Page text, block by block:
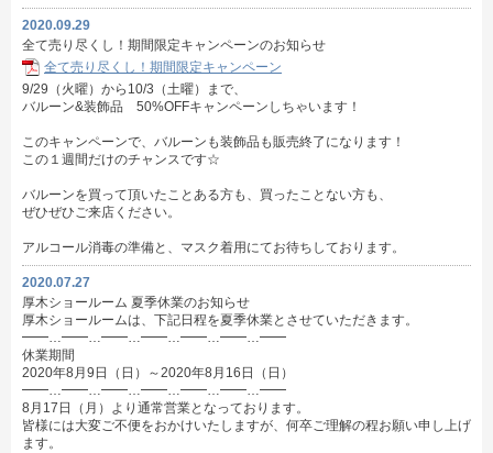
2020.09.29
全て売り尽くし！期間限定キャンペーンのお知らせ
全て売り尽くし！期間限定キャンペーン
9/29（火曜）から10/3（土曜）まで、
バルーン&装飾品 50%OFFキャンペーンしちゃいます！
このキャンペーンで、バルーンも装飾品も販売終了になります！
この１週間だけのチャンスです☆
バルーンを買って頂いたことある方も、買ったことない方も、
ぜひぜひご来店ください。
アルコール消毒の準備と、マスク着用にてお待ちしております。
2020.07.27
厚木ショールーム 夏季休業のお知らせ
厚木ショールームは、下記日程を夏季休業とさせていただきます。
━━…━━…━━…━━…━━…━━…━━
休業期間
2020年8月9日（日）～2020年8月16日（日）
━━…━━…━━…━━…━━…━━…━━
8月17日（月）より通常営業となっております。
皆様には大変ご不便をおかけいたしますが、何卒ご理解の程お願い申し上げ
ます。